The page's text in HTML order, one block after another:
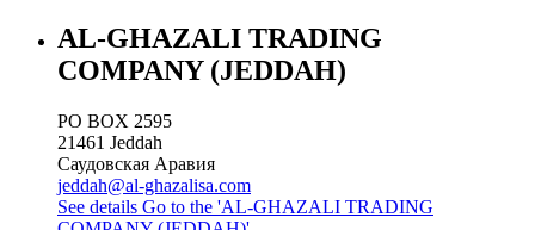
AL-GHAZALI TRADING
COMPANY (JEDDAH)
PO BOX 2595
21461 Jeddah
Саудовская Аравия
jeddah@al-ghazalisa.com
See details Go to the 'AL-GHAZALI TRADING